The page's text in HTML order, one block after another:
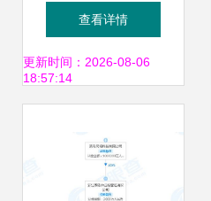
理之供应商管理制
度执行要点
查看详情
更新时间：2026-08-06
18:57:14